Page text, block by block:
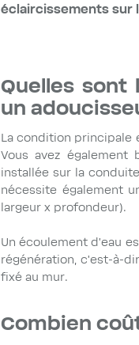
éclaircissements sur
Quelles sont
un
La condition principale
Vous avez
installée sur la
nécessite également
largeur x profondeur).
Un écoulement d'eau
régénération, c'est-à-
fixé au mur.
Combien